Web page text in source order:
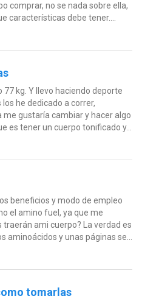
comprar, no se nada sobre ella,
características debe tener....
77 kg. Y llevo haciendo deporte
he dedicado a correr,
gustaría cambiar y hacer algo
es tener un cuerpo tonificado y...
beneficios y modo de empleo
el amino fuel, ya que me
ami cuerpo? La verdad es
aminoácidos y unas páginas se...
tomarlas